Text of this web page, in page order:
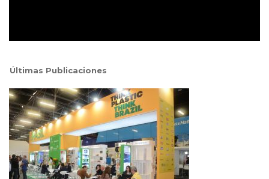
Últimas Publicaciones